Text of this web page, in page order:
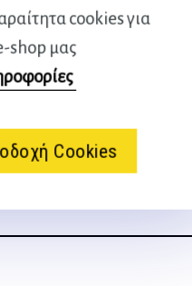
cookies για
shop μας
Cookies
μας